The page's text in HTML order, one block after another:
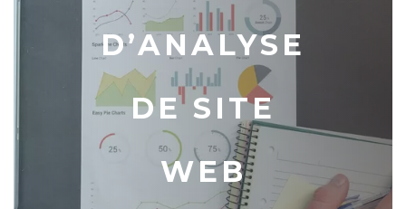
D’ANALYSE
DE SITE
WEB